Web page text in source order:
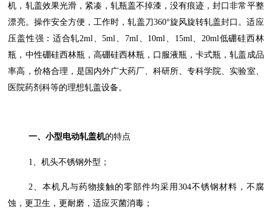
机，轧盖效果光滑，紧凑，轧瓶盖不掉漆，没有痕迹，封口非常平整
漂亮。操作安全方便，工作时，轧盖刀360°旋风旋转轧盖封口。适应
压盖性强：适合轧2ml、5ml、7ml、10ml、15ml、20ml低硼硅西林
瓶，中性硼硅西林瓶，高硼硅西林瓶，口服液瓶，卡式瓶，轧盖成品
率高，价格合理，是国内外广大药厂、科研所、专科学院、实验室、
医院药剂科等的理想轧盖设备。
一、小型电动轧盖机的特点
1、机头不锈钢外型；
2、本机凡与药物接触的零部件均采用304不锈钢材料，不腐
蚀，更卫生，更耐磨，适应灭菌消毒；